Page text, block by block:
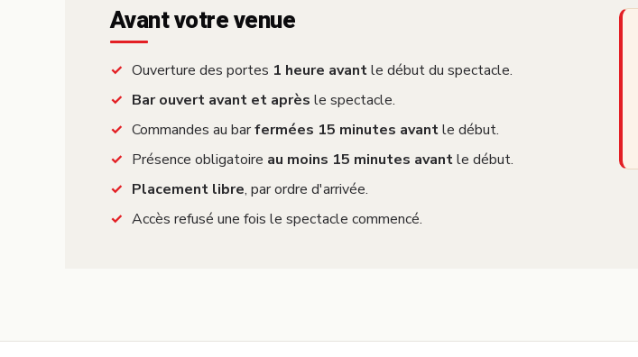
Avant votre venue
Ouverture des portes 1 heure avantle début du spectacle.
Bar ouvert avant et après le spectacle.
Commandes au barfermées 15 minutes avantle début.
Présence obligatoire au moins 15 minutes avantle début.
Placement libre, par ordre d'arrivée.
Accès refusé une fois le spectacle commencé.